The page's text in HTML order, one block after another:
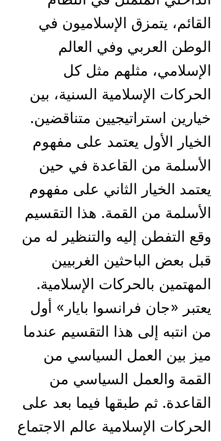
القائم، يتمزق الإسلاميون في
الوطن العربي وفي العالم
الإسلامي، مثلهم مثل كل
الحركات الإسلامية السنية، بين
خيارين استراتيجيين متناقضين.
الخيار الأول يعتمد على مفهوم
الأسلمة من القاعدة في حين
يعتمد الخيار الثاني على مفهوم
الأسلمة من القمة. هذا التقسيم
وقع التفطن إليه والتنظير له من
قبل بعض الباحثين الغربيين
المهتمين بالحركات الإسلامية.
يعتبر «جان فرانسوا بايار» أول
من انتبه إلى هذا التقسيم عندما
ميز بين العمل السياسي من
القمة والعمل السياسي من
القاعدة. ثم طبقها فيما بعد على
الحركات الإسلامية عالم الاجتماع